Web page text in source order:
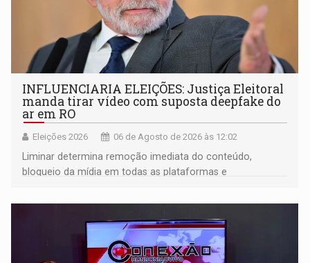
INFLUENCIARIA ELEIÇÕES: Justiça Eleitoral
manda tirar vídeo com suposta deepfake do
ar em RO
Eleições 2026 06 de Agosto de 2026 às 12:02
Liminar determina remoção imediata do conteúdo,
bloqueio da mídia em todas as plataformas e